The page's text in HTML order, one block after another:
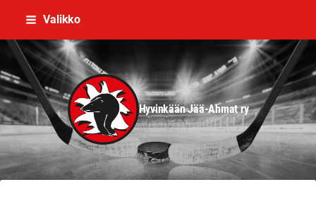
Siirry
sisältöön
Valikko
Hyvinkään Jää-Ahmat ry